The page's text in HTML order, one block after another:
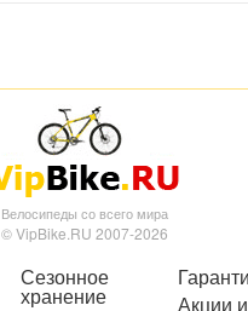
Велосипеды со всего мира
© VipBike.RU 2007-2026
Сезонное
хранение
Акции и